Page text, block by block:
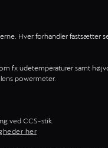
Hver forhandler fastsætter
fx udetemperaturer samt
powermeter.
ved CCS-stik.
her